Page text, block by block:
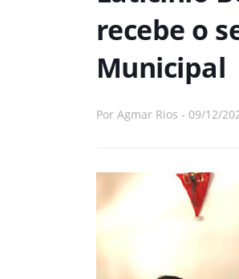
recebe o
Municipal
Por Agmar Rios - 09/12/